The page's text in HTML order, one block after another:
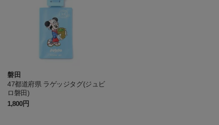
磐田
47都道府県 ラゲッジタグ(ジュビ
ロ磐田)
1,800円